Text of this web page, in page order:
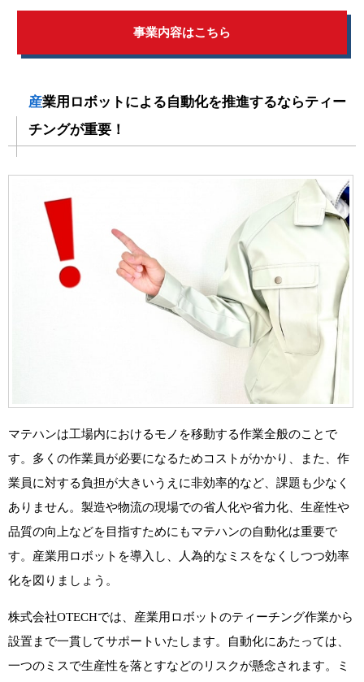
事業内容はこちら
産業用ロボットによる自動化を推進するならティー
チングが重要！
マテハンは工場内におけるモノを移動する作業全般のことで
す。多くの作業員が必要になるためコストがかかり、また、作
業員に対する負担が大きいうえに非効率的など、課題も少なく
ありません。製造や物流の現場での省人化や省力化、生産性や
品質の向上などを目指すためにもマテハンの自動化は重要で
す。産業用ロボットを導入し、人為的なミスをなくしつつ効率
化を図りましょう。
株式会社OTECHでは、産業用ロボットのティーチング作業から
設置まで一貫してサポートいたします。自動化にあたっては、
一つのミスで生産性を落とすなどのリスクが懸念されます。ミ